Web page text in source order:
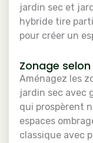
jardin sec et
hybride tire
pour créer un
Zonage
Aménagez les
jardin sec avec
qui prospèrent
espaces
classique avec